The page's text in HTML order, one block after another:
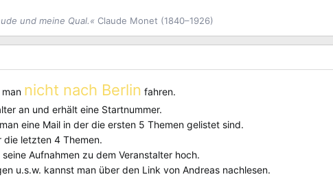
und meine Qual.« Claude Monet (1840–1926)
nicht nach Berlin fahren.
an und erhält eine Startnummer.
eine Mail in der die ersten 5 Themen gelistet sind.
die letzten 4 Themen.
Aufnahmen zu dem Veranstalter hoch.
u.s.w. kannst man über den Link von Andreas nachlesen.